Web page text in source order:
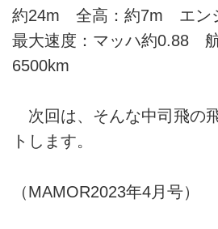
約24m 全高：約7m エン
最大速度：マッハ約0.88
6500km
次回は、そんな中司飛の
トします。
（MAMOR2023年4月号）